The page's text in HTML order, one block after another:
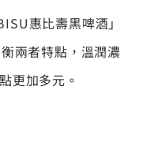
惠比壽黑啤酒」
兩者特點，溫潤濃
更加多元。